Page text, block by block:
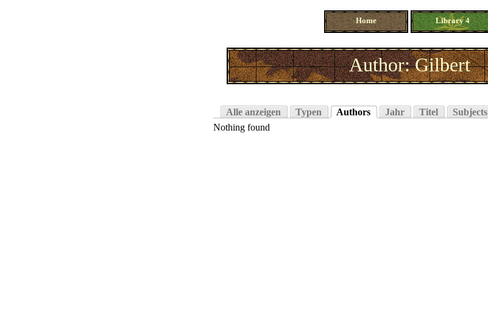
Home Library 4
Author: Gilbert
Alle anzeigen Typen Authors Jahr Titel Subjects
Nothing found